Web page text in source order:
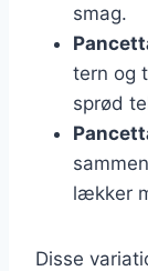
smag.
tern og
sprød
lækker
Disse